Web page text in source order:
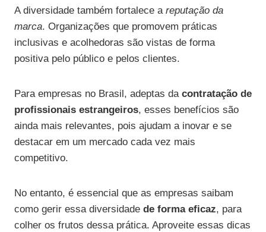
A diversidade também fortalece a reputação da
marca. Organizações que promovem práticas
inclusivas e acolhedoras são vistas de forma
positiva pelo público e pelos clientes.
Para empresas no Brasil, adeptas da contratação de
profissionais estrangeiros, esses benefícios são
ainda mais relevantes, pois ajudam a inovar e se
destacar em um mercado cada vez mais
competitivo.
No entanto, é essencial que as empresas saibam
como gerir essa diversidade de forma eficaz, para
colher os frutos dessa prática. Aproveite essas dicas